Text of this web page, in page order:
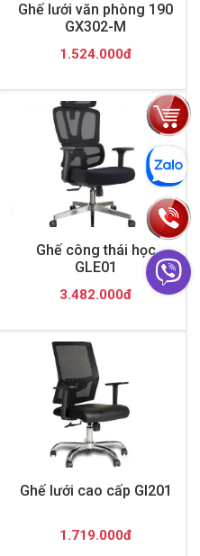
Ghế lưới văn phòng 190
GX302-M
1.524.000đ
Ghế công thái học
GLE01
3.482.000đ
Ghế lưới cao cấp Gl201
1.719.000đ